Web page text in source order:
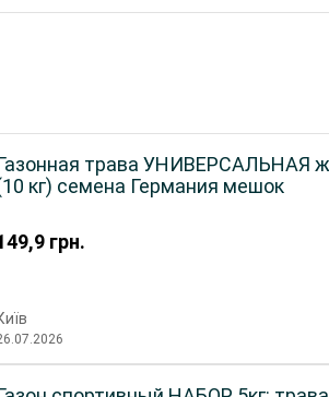
грн.
трава УНИВЕРСАЛЬНАЯ
кг) семена Германия мешок